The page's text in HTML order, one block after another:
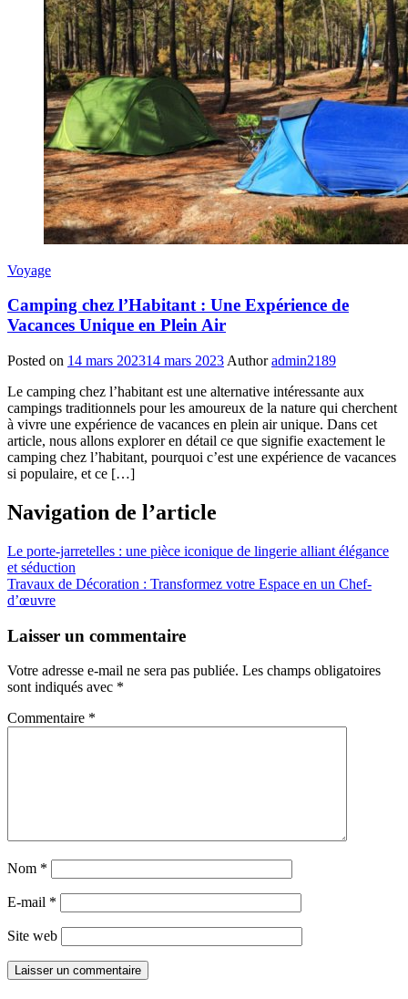
Voyage
Camping chez l’Habitant : Une Expérience de
Vacances Unique en Plein Air
Posted on 14 mars 202314 mars 2023 Author admin2189
Le camping chez l’habitant est une alternative intéressante aux
campings traditionnels pour les amoureux de la nature qui cherchent
à vivre une expérience de vacances en plein air unique. Dans cet
article, nous allons explorer en détail ce que signifie exactement le
camping chez l’habitant, pourquoi c’est une expérience de vacances
si populaire, et ce […]
Navigation de l’article
Le porte-jarretelles : une pièce iconique de lingerie alliant élégance
et séduction
Travaux de Décoration : Transformez votre Espace en un Chef-
d’œuvre
Laisser un commentaire
Votre adresse e-mail ne sera pas publiée. Les champs obligatoires
sont indiqués avec *
Commentaire *
Nom *
E-mail *
Site web